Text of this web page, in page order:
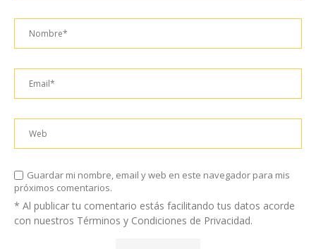
Guardar mi nombre, email y web en este navegador para mis
próximos comentarios.
* Al publicar tu comentario estás facilitando tus datos acorde
con nuestros Términos y Condiciones de Privacidad.